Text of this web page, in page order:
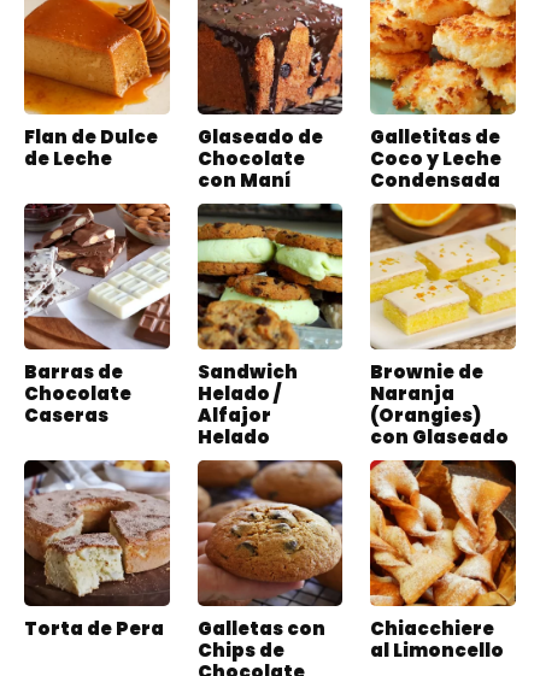
Flan de Dulce
de Leche
Glaseado de
Chocolate
con Maní
Galletitas de
Coco y Leche
Condensada
Barras de
Chocolate
Caseras
Sandwich
Helado /
Alfajor
Helado
Brownie de
Naranja
(Orangies)
con Glaseado
Torta de Pera
Galletas con
Chips de
Chiacchiere
al Limoncello